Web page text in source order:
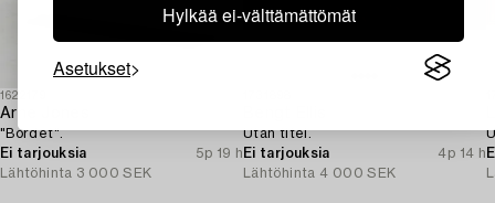
Hylkää ei-välttämättömät
Asetukset
1622179
Arne Jones
"Bordet".
Ei tarjouksia
5p 19 h
Lähtöhinta 3 000 SEK
Utan titel.
Ei tarjouksia
4p 14 h
Lähtöhinta 4 000 SEK